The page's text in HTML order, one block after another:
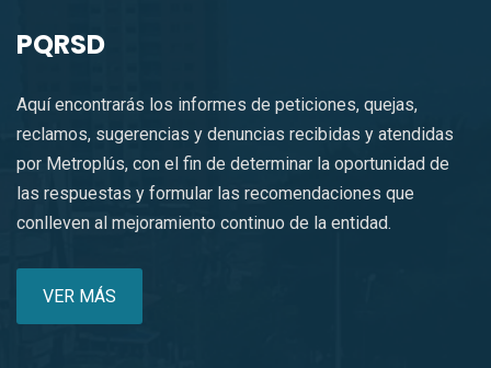
PQRSD
Aquí encontrarás los informes de peticiones, quejas,
reclamos, sugerencias y denuncias recibidas y atendidas
por Metroplús, con el fin de determinar la oportunidad de
las respuestas y formular las recomendaciones que
conlleven al mejoramiento continuo de la entidad.
VER MÁS